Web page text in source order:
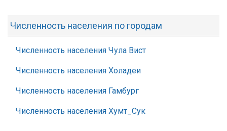
Численность населения по городам
Численность населения Чула Вист
Численность населения Холадеи
Численность населения Гамбург
Численность населения Хумт_Сук